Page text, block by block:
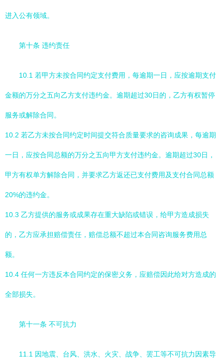
进入公有领域。
第十条 违约责任
10.1 若甲方未按合同约定支付费用，每逾期一日，应按逾期支付
金额的万分之五向乙方支付违约金。逾期超过30日的，乙方有权暂停
服务或解除合同。
10.2 若乙方未按合同约定时间提交符合质量要求的咨询成果，每逾期
一日，应按合同总额的万分之五向甲方支付违约金。逾期超过30日，
甲方有权单方解除合同，并要求乙方返还已支付费用及支付合同总额
20%的违约金。
10.3 乙方提供的服务或成果存在重大缺陷或错误，给甲方造成损失
的，乙方应承担赔偿责任，赔偿总额不超过本合同咨询服务费用总
额。
10.4 任何一方违反本合同约定的保密义务，应赔偿因此给对方造成的
全部损失。
第十一条 不可抗力
11.1 因地震、台风、洪水、火灾、战争、罢工等不可抗力因素导